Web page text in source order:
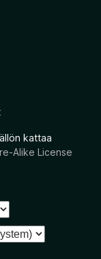
kattaa
Alike License